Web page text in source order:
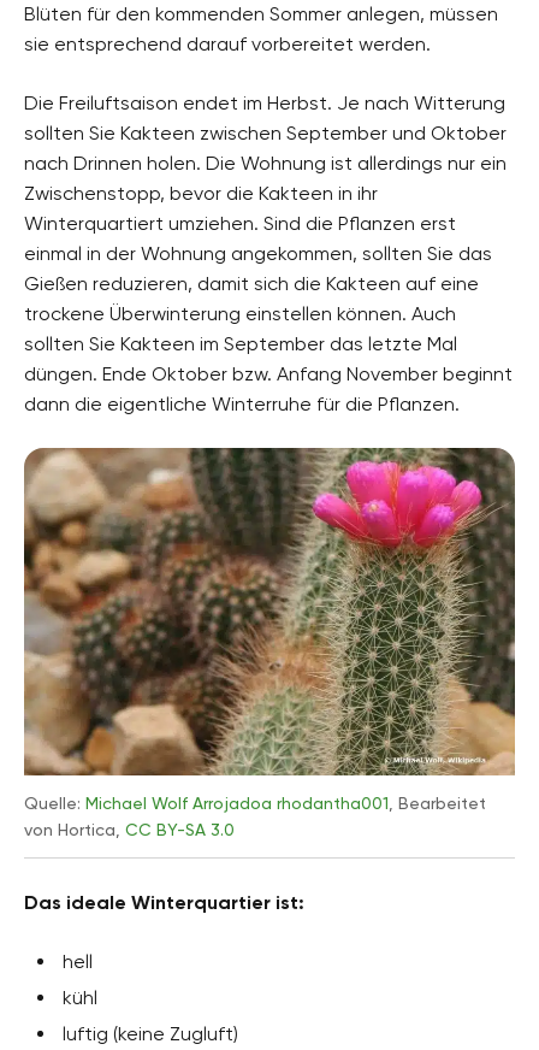
Blüten für den kommenden Sommer anlegen, müssen
sie entsprechend darauf vorbereitet werden.
Die Freiluftsaison endet im Herbst. Je nach Witterung
sollten Sie Kakteen zwischen September und Oktober
nach Drinnen holen. Die Wohnung ist allerdings nur ein
Zwischenstopp, bevor die Kakteen in ihr
Winterquartiert umziehen. Sind die Pflanzen erst
einmal in der Wohnung angekommen, sollten Sie das
Gießen reduzieren, damit sich die Kakteen auf eine
trockene Überwinterung einstellen können. Auch
sollten Sie Kakteen im September das letzte Mal
düngen. Ende Oktober bzw. Anfang November beginnt
dann die eigentliche Winterruhe für die Pflanzen.
Quelle: Michael Wolf Arrojadoa rhodantha001 , Bearbeitet
von Hortica, CC BY-SA 3.0
Das ideale Winterquartier ist:
hell
kühl
luftig (keine Zugluft)